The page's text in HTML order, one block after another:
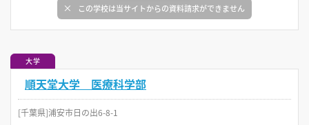
この学校は当サイトからの資料請求ができません
大学
順天堂大学 医療科学部
[千葉県]浦安市日の出6-8-1